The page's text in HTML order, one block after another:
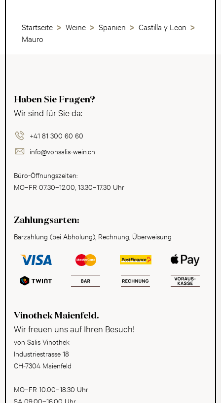
Startseite Weine Spanien
Castilla y Leon
Mauro
Haben Sie Fragen?
Wir sind für Sie da:
+41 81 300 60 60
info@vonsalis-wein.ch
Büro-Öffnungszeiten:
MO–FR 07.30–12.00, 13.30–17.30 Uhr
Zahlungsarten:
Barzahlung (bei Abholung), Rechnung, Überweisung
Vinothek Maienfeld.
Wir freuen uns auf Ihren Besuch!
von Salis Vinothek
Industriestrasse 18
CH-7304 Maienfeld
MO–FR 10.00–18.30 Uhr
SA 09.00–16.00 Uhr